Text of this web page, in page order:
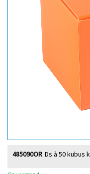
Ds à 50 kubus
485090OR